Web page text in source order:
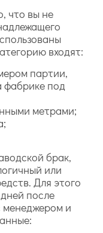
что вы не
входят:
партии,
фабрике под
метрами;
брак,
или
Для этого
после
менеджером и